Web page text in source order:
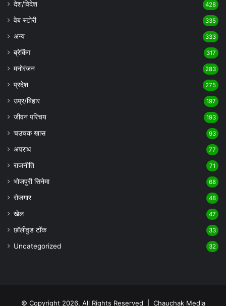
देश/विदेश 428
वेब स्टोरी 335
अन्य 333
ब्रेकिंग 317
मनोरंजन 283
प्रदेश 275
उप्र/बिहार 197
जीवन परिचय 193
चउचक खास 93
अपराध 77
राजनीति 71
भोजपुरी सिनेमा 68
रोजगार 48
खेल 47
छॉलीवुड टॉक 33
Uncategorized 32
© Copyright 2026, All Rights Reserved | Chauchak Media